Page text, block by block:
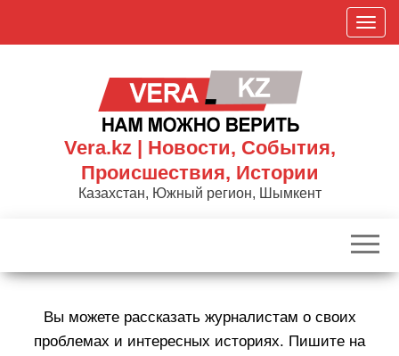
П
о
к
р
Vera.kz | Новости, События,
Происшествия, Истории
Казахстан, Южный регион, Шымкент
Вы можете рассказать журналистам о своих
проблемах и интересных историях. Пишите на